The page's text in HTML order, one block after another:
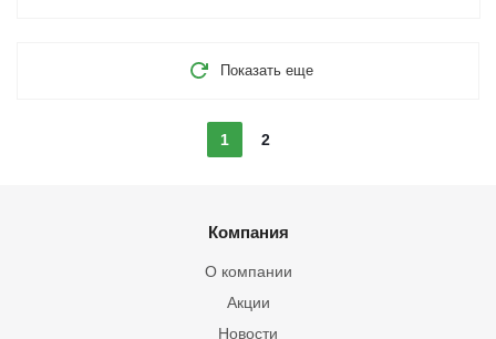
Показать еще
1 2
Компания
О компании
Акции
Новости